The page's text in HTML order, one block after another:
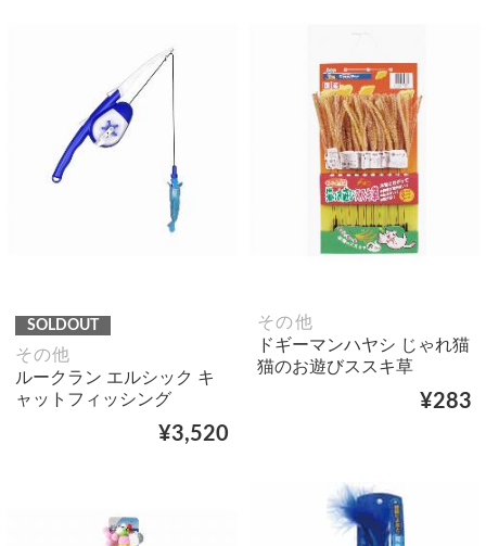
SOLDOUT
その他
ルークラン エルシック キ
ャットフィッシング
¥3,520
その他
ドギーマンハヤシ じゃれ猫
猫のお遊びススキ草
¥283